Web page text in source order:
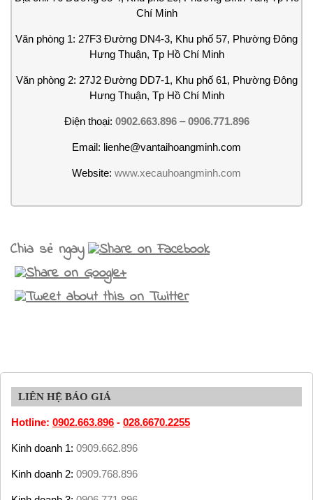
Chí Minh
Văn phòng 1: 27F3 Đường DN4-3, Khu phố 57, Phường Đông
Hưng Thuận, Tp Hồ Chí Minh
Văn phòng 2: 27J2 Đường DD7-1, Khu phố 61, Phường Đông
Hưng Thuận, Tp Hồ Chí Minh
Điện thoại: 0902.663.896–0906.771.896
Email: lienhe@vantaihoangminh.com
Website: www.xecauhoangminh.com
Chia sẻ ngay
LIÊN HỆ BÁO GIÁ
Hotline: 0902.663.896 - 028.6670.2255
Kinh doanh 1: 0909.662.896
Kinh doanh 2: 0909.768.896